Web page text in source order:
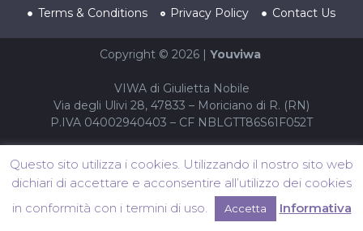
Terms & Conditions Privacy Policy Contact Us
Copyright © 2026 | Youviwa
VIWA di Giulietta Nobile
Via degli Ulivi 28, 47833 – Moriciano di R. (RN)
P.IVA 04002940403 – CF NBLGTT86S61F052T
Questo sito utilizza i cookies. Utilizzando il nostro sito web
dichiari di accettare e acconsentire all’utilizzo dei cookies
in conformità con i termini di uso.
Accetta Informativa